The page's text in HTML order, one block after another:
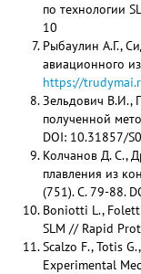
по технологии
10
Рыбаулин А.Г.,
авиационного
https://
Зельдович В.И.,
полученной
DOI: 10.31857/
Колчанов Д. С.,
плавления из
(751). C. 79-88.
Boniotti L.,
SLM // Rapid
Scalzo F., Totis
Experimental